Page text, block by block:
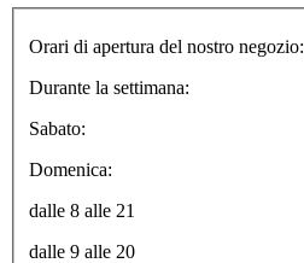
Orari di apertura del nostro negozio:
Durante la settimana:
Sabato:
Domenica:
dalle 8 alle 21
dalle 9 alle 20